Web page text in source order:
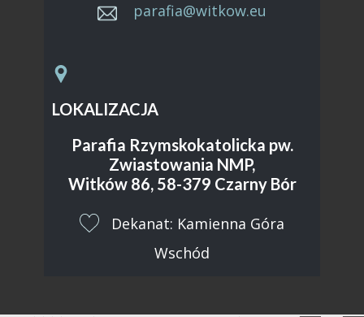
parafia@witkow.eu
LOKALIZACJA
Parafia Rzymskokatolicka pw.
Zwiastowania NMP,
Witków 86, 58-379 Czarny Bór
​Dekanat: Kamienna Góra
Wschód